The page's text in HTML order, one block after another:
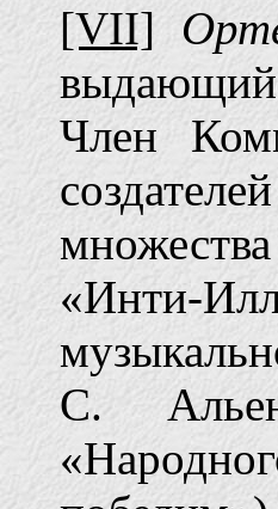
[VII]
Член
«Инти-
С.